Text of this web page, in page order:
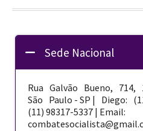
Sede Nacional
Rua Galvão Bueno, 714,
São Paulo - SP | Diego:
(11) 98317-5337 | Email: